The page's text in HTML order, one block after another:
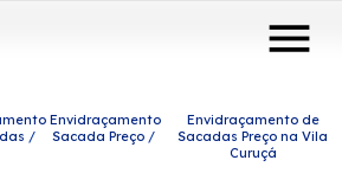
menu
Envidraçamento
Sacada Preço
Envidraçamento de
Sacadas Preço na Vila
Curuçá